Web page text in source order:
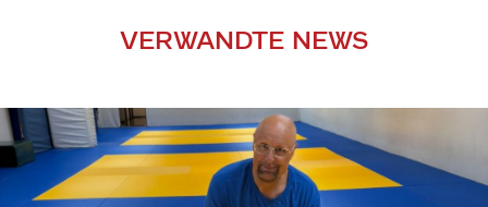
VERWANDTE NEWS